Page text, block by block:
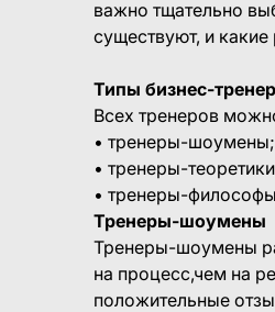
важно тщательно
существуют, и
Типы бизнес-
Всех тренеров
• тренеры-шоумены;
• тренеры-
• тренеры-философы
Тренеры-шоумены
Тренеры-шоумены
на процесс,чем на
положительные